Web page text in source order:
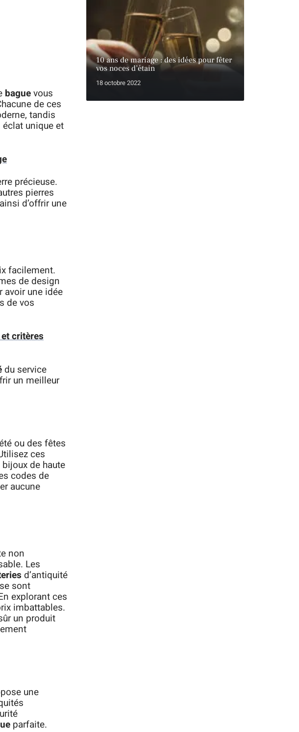
baguevous
de ces
tandis
unique et
précieuse.
pierres
d’offrir une
facilement.
de design
avoir une idée
de vos
critères
du service
un meilleur
ou des fêtes
ces
de haute
codes de
aucune
non
Les
d’antiquité
sont
explorant ces
imbattables.
un produit
une
parfaite.
10 ans de mariage : des idées pour fêter
vos noces d’étain
18 octobre 2022